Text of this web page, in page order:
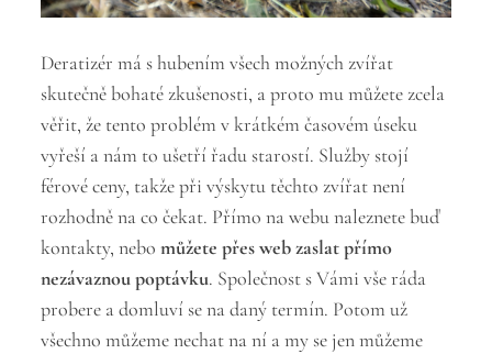
Deratizér má s hubením všech možných zvířat
skutečně bohaté zkušenosti, a proto mu můžete zcela
věřit, že tento problém v krátkém časovém úseku
vyřeší a nám to ušetří řadu starostí. Služby stojí
férové ceny, takže při výskytu těchto zvířat není
rozhodně na co čekat. Přímo na webu naleznete buď
kontakty, nebomůžete přes web zaslat přímo
nezávaznou poptávku. Společnost s Vámi vše ráda
probere a domluví se na daný termín. Potom už
všechno můžeme nechat na ní a my se jen můžeme